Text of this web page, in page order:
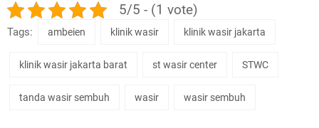
5/5 - (1 vote)
Tags: ambeien klinik wasir klinik wasir jakarta
klinik wasir jakarta barat st wasir center STWC
tanda wasir sembuh wasir wasir sembuh